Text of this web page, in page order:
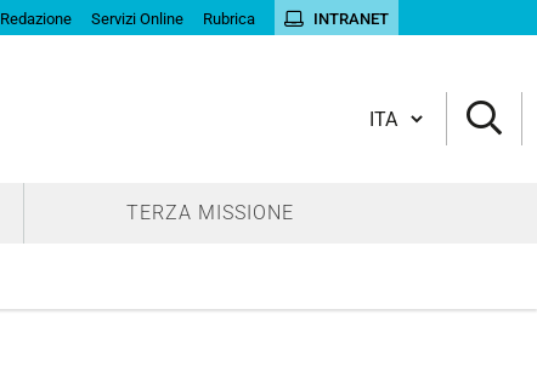
Redazione Servizi Online Rubrica INTRANET
Cambia lingua
TERZA MISSIONE